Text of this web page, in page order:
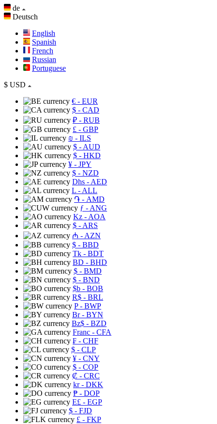
de
Deutsch
English
Spanish
French
Russian
Portuguese
$ USD
€ - EUR
$ - CAD
₽ - RUB
£ - GBP
₪ - ILS
$ - AUD
$ - HKD
¥ - JPY
$ - NZD
Dhs - AED
L - ALL
֏ - AMD
ƒ - ANG
Kz - AOA
$ - ARS
₼ - AZN
$ - BBD
Tk - BDT
BD - BHD
$ - BMD
$ - BND
$b - BOB
R$ - BRL
P- BWP
Br- BYN
Bz$ - BZD
Franc - CFA
₣ - CHF
$ - CLP
¥ - CNY
$ - COP
₡ - CRC
kr- DKK
₱ - DOP
E£ - EGP
$ - FJD
£ - FKP